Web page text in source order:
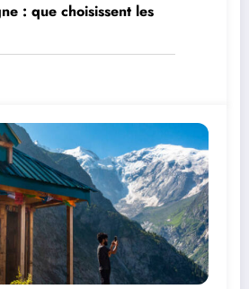
: que choisissent les